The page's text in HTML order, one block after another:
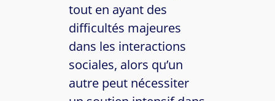
tout en ayant des
difficultés majeures
dans les interactions
sociales, alors qu’un
autre peut nécessiter